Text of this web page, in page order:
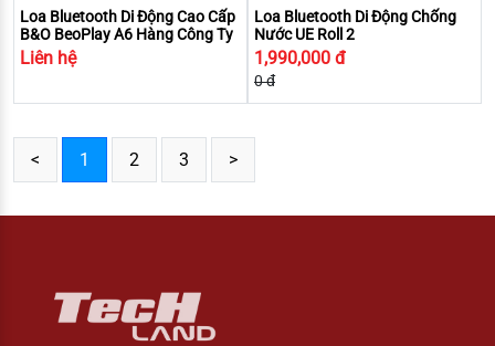
Loa Bluetooth Di Động Cao Cấp
B&O BeoPlay A6 Hàng Công Ty
Liên hệ
Loa Bluetooth Di Động Chống
Nước UE Roll 2
1,990,000 đ
0 đ
< 1 2 3 >